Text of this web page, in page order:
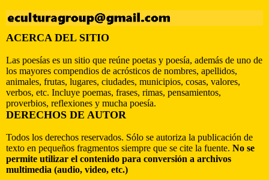
ACERCA DEL SITIO
Las poesías es un sitio que reúne poetas y poesía, además de uno de
los mayores compendios de acrósticos de nombres, apellidos,
animales, frutas, lugares, ciudades, municipios, cosas, valores,
verbos, etc. Incluye poemas, frases, rimas, pensamientos,
proverbios, reflexiones y mucha poesía.
DERECHOS DE AUTOR
Todos los derechos reservados. Sólo se autoriza la publicación de
texto en pequeños fragmentos siempre que se cite la fuente. No se
permite utilizar el contenido para conversión a archivos
multimedia (audio, video, etc.)